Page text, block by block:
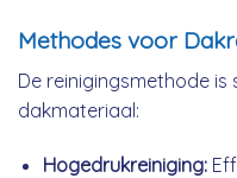
Methodes voor
De reinigingsmethode
dakmateriaal:
Hogedrukreiniging: